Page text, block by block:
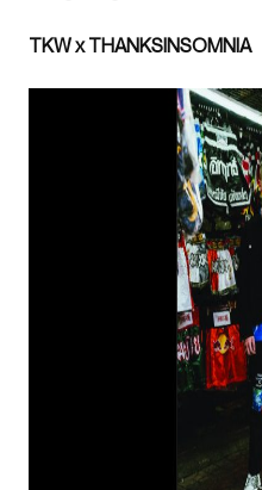
TKWx THANKSINSOMNIA